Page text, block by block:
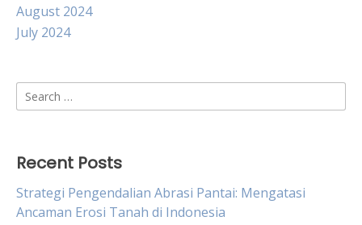
August 2024
July 2024
Search
for:
Recent Posts
Strategi Pengendalian Abrasi Pantai: Mengatasi
Ancaman Erosi Tanah di Indonesia